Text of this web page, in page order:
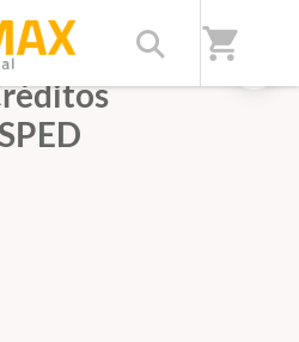
shopping_cart